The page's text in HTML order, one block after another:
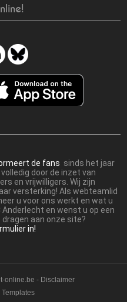
de fans sinds het jaar
door de inzet van
en vrijwilligers. Wij zijn
versterking! Als webteamlid
u voor ons werkt en wat u
Anderlecht en wenst u op een
aan onze site?
in!
online.be - Disclaimer
Templates